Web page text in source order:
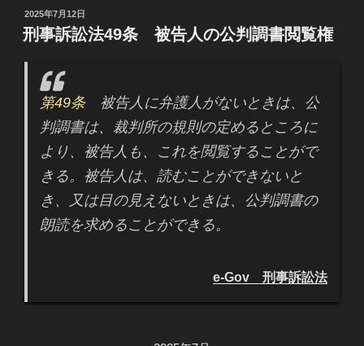
投
稿
日:
2025年7月12日
刑事訴訟法49条 被告人の公判調書閲覧権
第49条被告人に弁護人がないときは、公
判調書は、裁判所の規則の定めるところに
より、被告人も、これを閲覧することがで
きる。被告人は、読むことができないと
き、又は目の見えないときは、公判調書の
朗読を求めることができる。
e-Gov 刑事訴訟法